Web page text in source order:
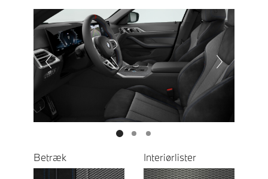
Prevoius
Next
Betræk Interiørlister